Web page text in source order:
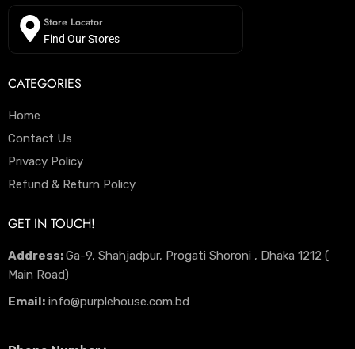
Store Locator
Find Our Stores
CATEGORIES
Home
Contact Us
Privacy Policy
Refund & Return Policy
GET IN TOUCH!
Address:Ga-9, Shahjadpur, Progati Shoroni , Dhaka 1212 (
Main Road)
Email: info@purplehouse.com.bd